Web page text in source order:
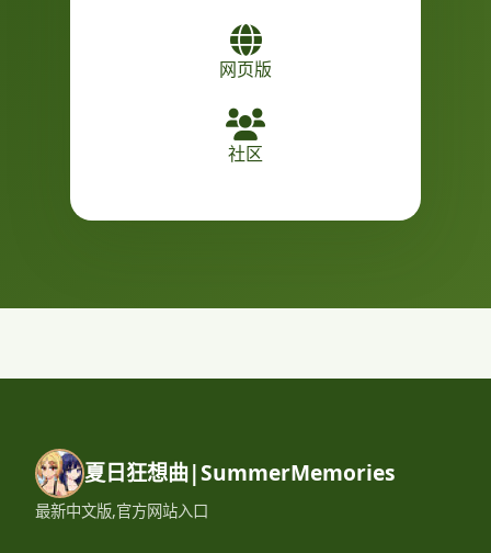
网页版
社区
夏日狂想曲|SummerMemories
最新中文版,官方网站入口